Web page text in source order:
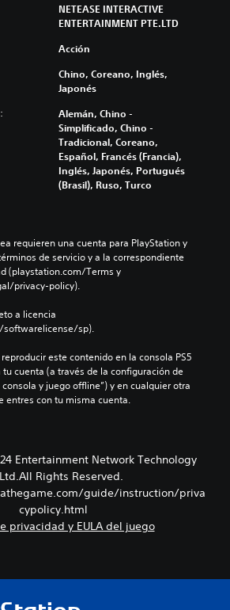
NETEASE INTERACTIVE
ENTERTAINMENT PTE.LTD
Acción
Chino, Coreano, Inglés,
Japonés
Alemán, Chino -
Simplificado, Chino -
Tradicional, Coreano,
Español, Francés (Francia),
Inglés, Japonés, Portugués
(Brasil), Ruso, Turco
requieren una cuenta para PlayStation y
de servicio y a la correspondiente
(playstation.com/Terms y
privacy-policy).
a licencia
softwarelicense/sp).
este contenido en la consola PS5
cuenta (a través de la configuración de
y juego offline”) y en cualquier otra
entres con tu misma cuenta.
Entertainment Network Technology
Rights Reserved.
guide/instruction/priva
cypolicy.html
privacidad y EULA del juego